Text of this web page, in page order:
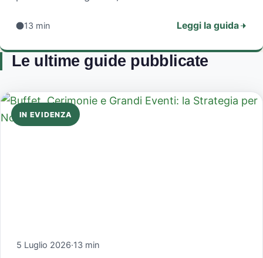
13 min Leggi la guida
Le ultime guide pubblicate
IN EVIDENZA
5 Luglio 2026·13 min